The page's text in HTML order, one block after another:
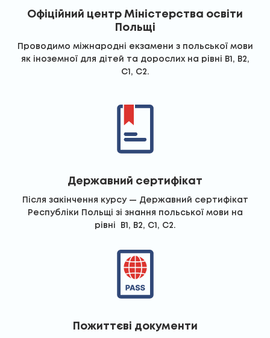
Офіційний центр Міністерства освіти
Польщі
Проводимо міжнародні екзамени з польської мови
як іноземної для дітей та дорослих на рівні В1, В2,
С1, С2.
Державний сертифікат
Після закінчення курсу — Державний сертифікат
Республіки Польщі зі знання польської мови на
рівні В1, В2, С1, С2.
Пожиттєві документи